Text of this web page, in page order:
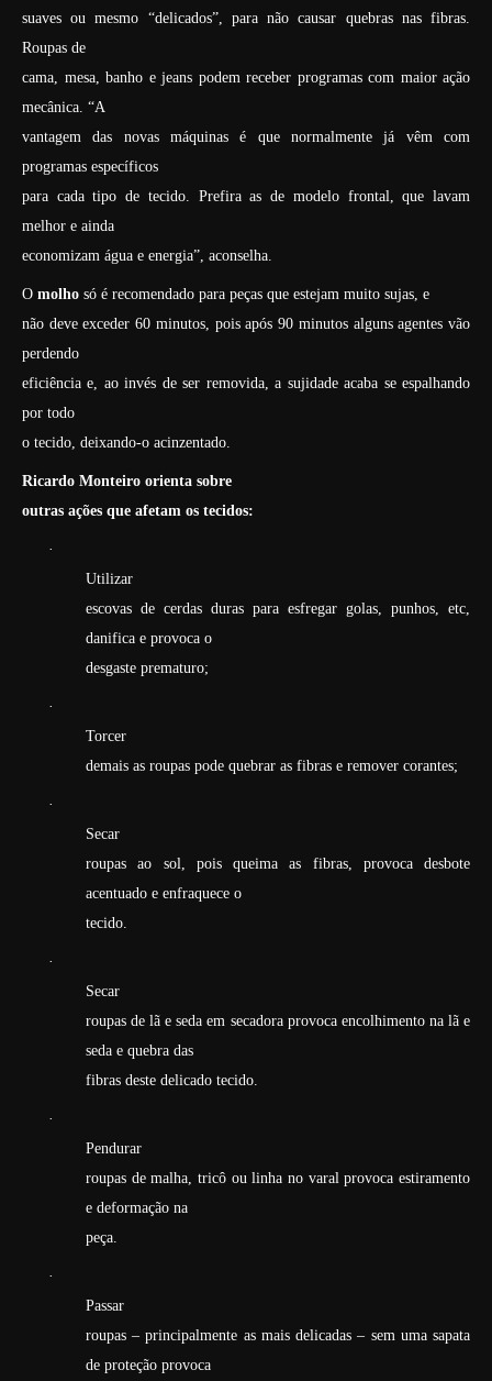
suaves ou mesmo “delicados”, para não causar quebras nas fibras.
Roupas de
cama, mesa, banho e jeans podem receber programas com maior ação
mecânica. “A
vantagem das novas máquinas é que normalmente já vêm com
programas específicos
para cada tipo de tecido. Prefira as de modelo frontal, que lavam
melhor e ainda
economizam água e energia”, aconselha.
O molho só é recomendado para peças que estejam muito sujas, e
não deve exceder 60 minutos, pois após 90 minutos alguns agentes vão
perdendo
eficiência e, ao invés de ser removida, a sujidade acaba se espalhando
por todo
o tecido, deixando-o acinzentado.
Ricardo Monteiro orienta sobre
outras ações que afetam os tecidos:
·
Utilizar
escovas de cerdas duras para esfregar golas, punhos, etc,
danifica e provoca o
desgaste prematuro;
·
Torcer
demais as roupas pode quebrar as fibras e remover corantes;
·
Secar
roupas ao sol, pois queima as fibras, provoca desbote
acentuado e enfraquece o
tecido.
·
Secar
roupas de lã e seda em secadora provoca encolhimento na lã e
seda e quebra das
fibras deste delicado tecido.
·
Pendurar
roupas de malha, tricô ou linha no varal provoca estiramento
e deformação na
peça.
·
Passar
roupas – principalmente as mais delicadas – sem uma sapata
de proteção provoca